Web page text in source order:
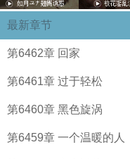
最新章节
第6462章 回家
第6461章 过于轻松
第6460章 黑色旋涡
第6459章 一个温暖的人